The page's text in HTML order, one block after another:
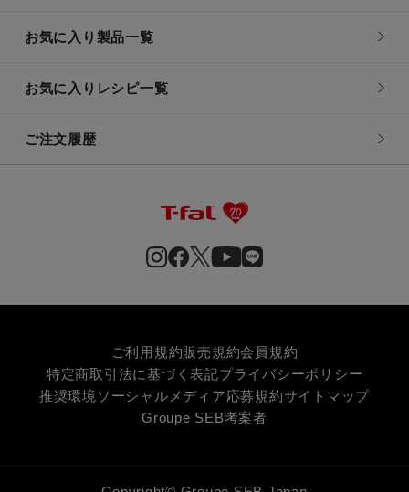
お気に入り製品一覧
お気に入りレシピ一覧
ご注文履歴
ご利用規約販売規約会員規約
特定商取引法に基づく表記プライバシーポリシー
推奨環境 ソーシャルメディア応募規約サイトマップ
Groupe SEB考案者